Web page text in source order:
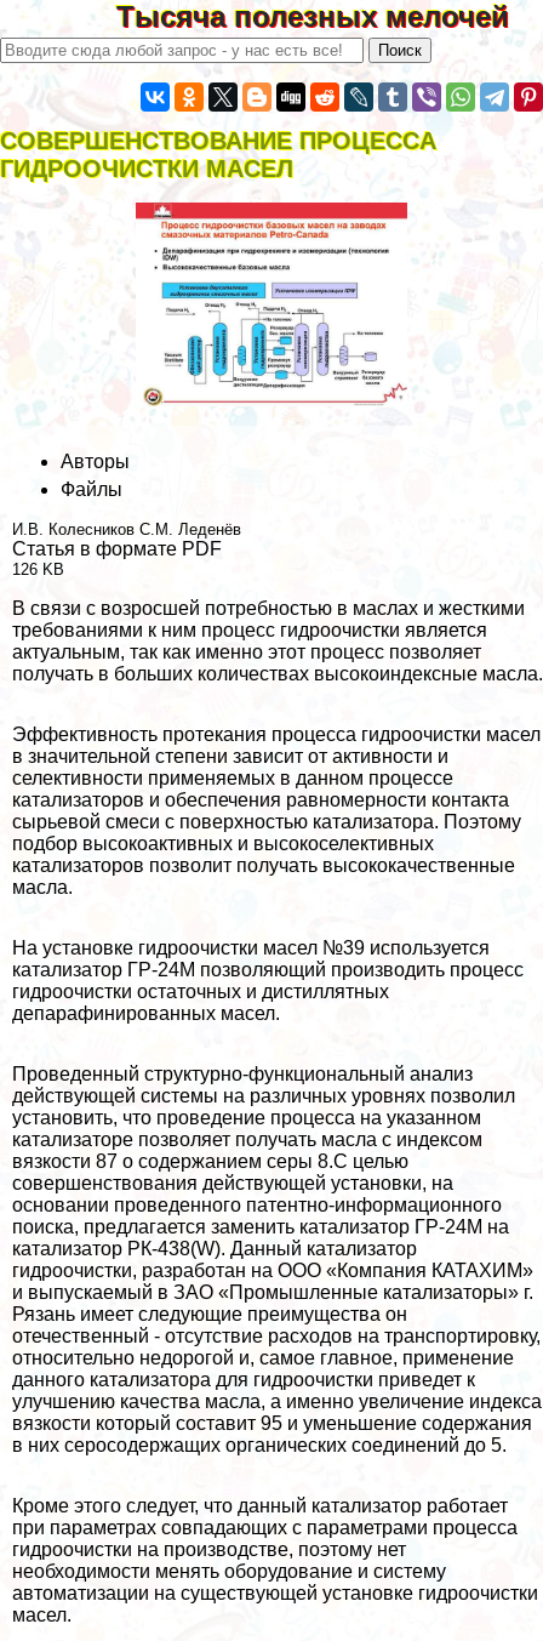
Тысяча полезных мелочей
СОВЕРШЕНСТВОВАНИЕ ПРОЦЕССА
ГИДРООЧИСТКИ МАСЕЛ
Авторы
Файлы
И.В. Колесников С.М. Леденёв
Статья в формате PDF
126 KB
В связи с возросшей потребностью в маслах и жесткими
требованиями к ним процесс гидроочистки является
актуальным, так как именно этот процесс позволяет
получать в больших количествах высокоиндексные масла.
Эффективность протекания процесса гидроочистки масел
в значительной степени зависит от активности и
селективности применяемых в данном процессе
катализаторов и обеспечения равномерности контакта
сырьевой смеси с поверхностью катализатора. Поэтому
подбор высокоактивных и высокоселективных
катализаторов позволит получать высококачественные
масла.
На установке гидроочистки масел №39 используется
катализатор ГР-24М позволяющий производить процесс
гидроочистки остаточных и дистиллятных
депарафинированных масел.
Проведенный структурно-функциональный анализ
действующей системы на различных уровнях позволил
установить, что проведение процесса на указанном
катализаторе позволяет получать масла с индексом
вязкости 87 о содержанием серы 8.С целью
совершенствования действующей установки, на
основании проведенного патентно-информационного
поиска, предлагается заменить катализатор ГР-24М на
катализатор РК-438(W). Данный катализатор
гидроочистки, разработан на ООО «Компания КАТАХИМ»
и выпускаемый в ЗАО «Промышленные катализаторы» г.
Рязань имеет следующие преимущества он
отечественный - отсутствие расходов на трaнcпортировку,
относительно недорогой и, самое главное, применение
данного катализатора для гидроочистки приведет к
улучшению качества масла, а именно увеличение индекса
вязкости который составит 95 и уменьшение содержания
в них серосодержащих органических соединений до 5.
Кроме этого следует, что данный катализатор работает
при параметрах совпадающих с параметрами процесса
гидроочистки на производстве, поэтому нет
необходимости менять оборудование и систему
автоматизации на существующей установке гидроочистки
масел.